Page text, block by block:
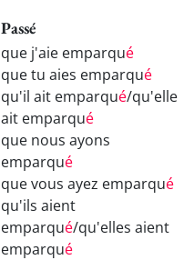
Passé
que j'aie emparqué
que tu aies emparqué
qu'il ait emparqué/qu'elle
ait emparqué
que nous ayons
emparqué
que vous ayez emparqué
qu'ils aient
emparqué/qu'elles aient
emparqué